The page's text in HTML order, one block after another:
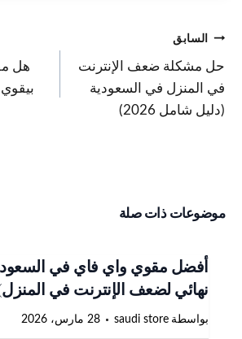
السابق
حل مشكلة ضعف الإنترنت
في المنزل في السعودية
(دليل شامل 2026)
هل
بيقوي
موضوعات ذات صلة
نهائي لضعف الإنترنت في
بواسطة saudi store 28 مارس، 2026